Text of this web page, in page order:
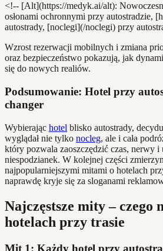
<!-- [Alt](https://medyk.ai/alt):
osłonami ochronnymi przy autostradzie,
autostrady, [noclegi](/noclegi) przy
Wzrost rezerwacji mobilnych i zmiana
oraz bezpieczeństwo pokazują, jak
się do nowych realiów.
Podsumowanie: Hotel przy
changer
Wybierając hotel blisko autostrady,
wyglądał nie tylko nocleg, ale i cała
który pozwala zaoszczędzić czas, nerwy
niespodzianek. W kolejnej części
najpopularniejszymi mitami o hotelach
naprawdę kryje się za sloganami
Najczęstsze mity – czego
hotelach przy trasie
Mit 1: Każdy hotel przy